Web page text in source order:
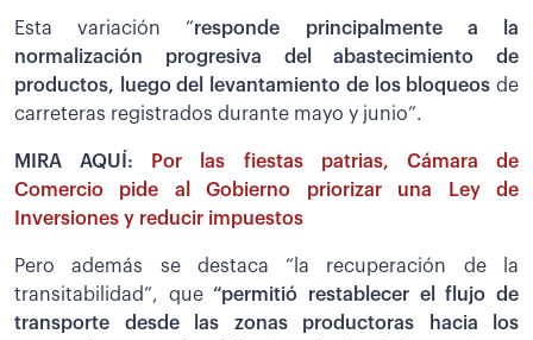
Esta variación “responde principalmente a la
normalización progresiva del abastecimiento de
productos, luego del levantamiento de los bloqueos de
carreteras registrados durante mayo y junio”.
MIRA AQUÍ:
Por las fiestas patrias, Cámara de
Comercio pide al Gobierno priorizar una Ley de
Inversiones y reducir impuestos
Pero además se destaca “la recuperación de la
transitabilidad”, que“permitió restablecer el flujo de
transporte desde las zonas productoras hacia los